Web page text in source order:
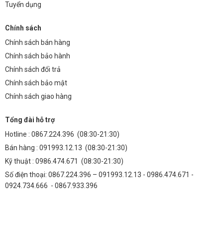
Tuyển dụng
Chính sách
Chính sách bán hàng
Chính sách bảo hành
Chính sách đổi trả
Chính sách bảo mật
Chính sách giao hàng
Tổng đài hỗ trợ
Hotline : 0867.224.396 (08:30-21:30)
Bán hàng : 091993.12.13 (08:30-21:30)
Kỹ thuật : 0986.474.671 (08:30-21:30)
Số điện thoại: 0867.224.396 – 091993.12.13 - 0986.474.671 -
0924.734.666 - 0867.933.396